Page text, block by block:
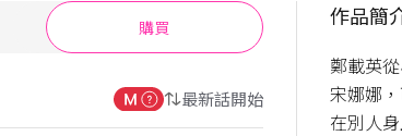
主 #直球女主
購買
最新話開始
作品簡
鄭載英
宋娜娜
在別人身